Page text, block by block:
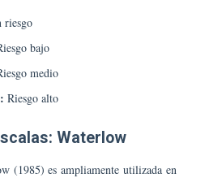
riesgo
bajo
medio
Riesgo alto
Waterlow
(1985) es ampliamente utilizada en